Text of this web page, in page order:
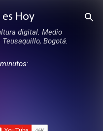
principal
es Hoy
digital. Medio
Bogotá.